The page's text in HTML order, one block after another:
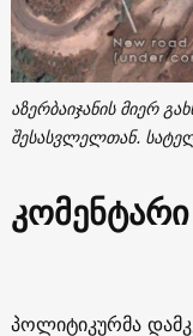
აზერბაიჯანის მიერ
შესასვლელთან.
პოლიტიკურმა